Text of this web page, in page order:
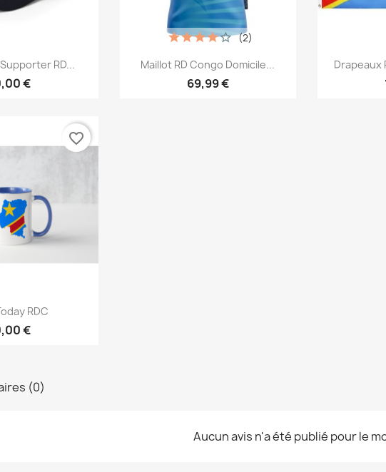
rapideRD...
€
Aperçu rapide
Maillot RD Congo Domicile...
69,99 €
(2)

Drapeaux
rapide
RDC
€
favorite_border
(0)
Aucun avis n'a été publié pour le